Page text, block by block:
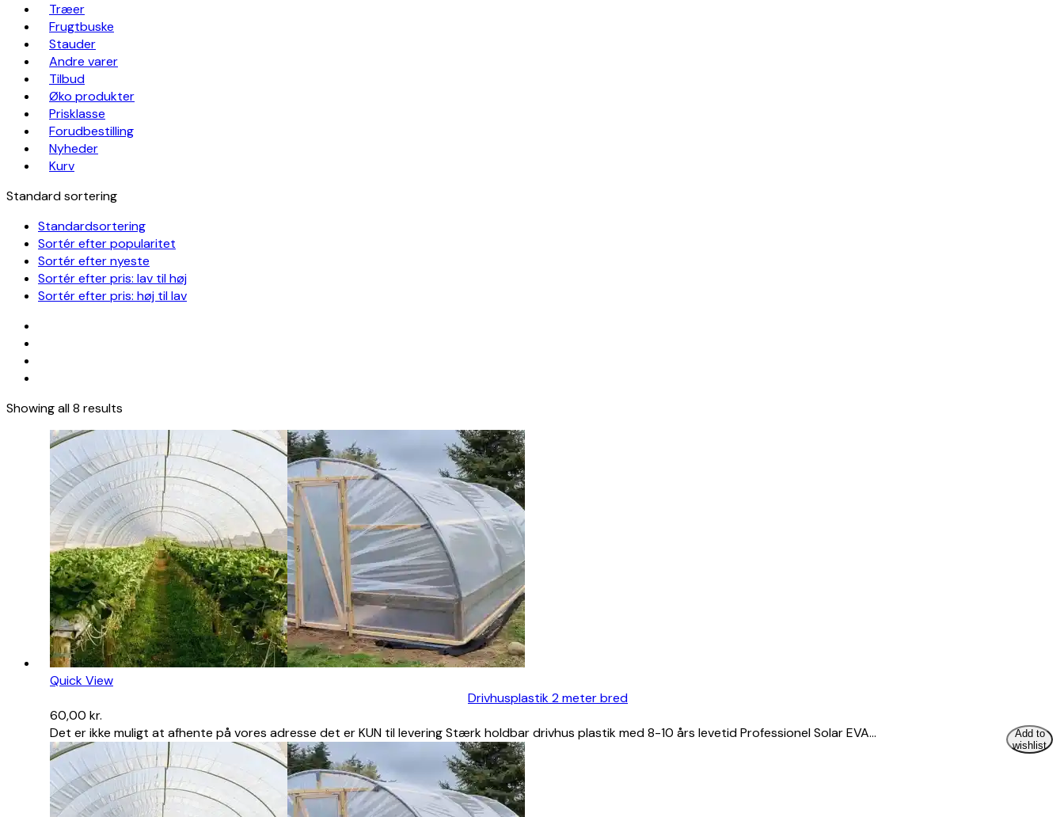
Træer
Frugtbuske
Stauder
Andre varer
Tilbud
Øko produkter
Prisklasse
Forudbestilling
Nyheder
Kurv
Standard sortering
Standardsortering
Sortér efter popularitet
Sortér efter nyeste
Sortér efter pris: lav til høj
Sortér efter pris: høj til lav
Showing all 8 results
Quick View
Drivhusplastik 2 meter bred
60,00 kr.
Add to
wishlist
Det er ikke muligt at afhente på vores adresse det er KUN til levering Stærk holdbar drivhus plastik med 8-10 års levetid Professionel Solar EVA…